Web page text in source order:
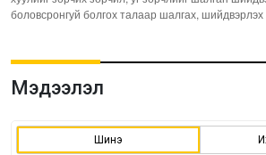
боловсронгуй болгох талаар шалгах, шийдвэрлэх
Мэдээлэл
Шинэ